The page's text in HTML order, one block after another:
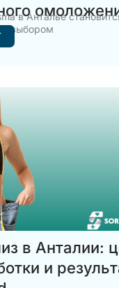
в Анталье
выбором
в Анталии:
и